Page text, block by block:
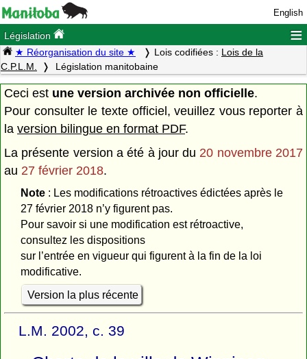
English
Législation ≡
★ Réorganisation du site ★ Lois codifiées : Lois de la
C.P.L.M.
Législation manitobaine
Ceci est une version archivée non officielle.
Pour consulter le texte officiel, veuillez vous reporter à
la version bilingue en format PDF.
La présente version a été à jour du 20 novembre 2017
au 27 février 2018.
Note: Les modifications rétroactives édictées après le
27 février 2018 n’y figurent pas.
Pour savoir si une modification est rétroactive,
consultez les dispositions
sur l’entrée en vigueur qui figurent à la fin de la loi
modificative.
Version la plus récente
L.M. 2002, c. 39